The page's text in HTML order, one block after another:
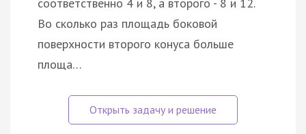
соответственно 4 и 8, а второго - 8 и 12.
Во сколько раз площадь боковой
поверхности второго конуса больше
площа…